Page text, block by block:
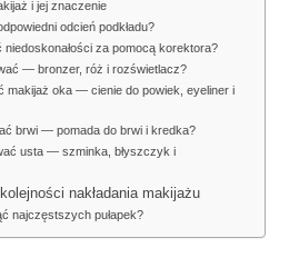
i jej znaczenie
odcień podkładu?
za pomocą korektora?
— bronzer, róż i rozświetlacz?
makijaż oka — cienie do powiek, eyeliner i
brwi — pomada do brwi i kredka?
usta — szminka, błyszczyk i
nakładania makijażu
najczęstszych pułapek?